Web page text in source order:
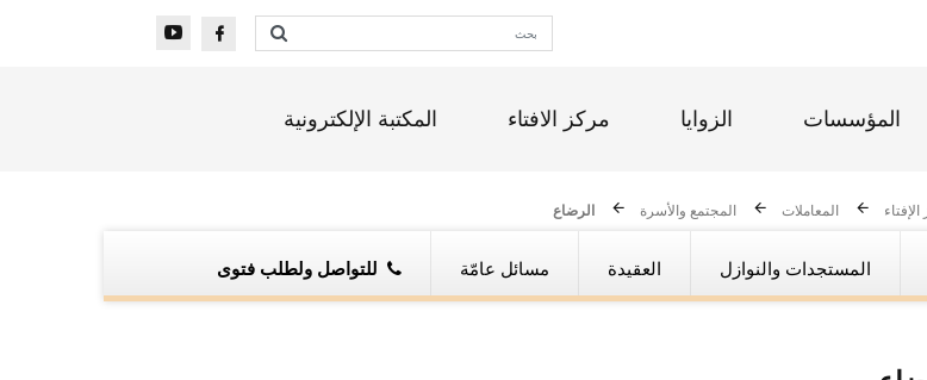
المؤسسات الزوايا مركز الافتاء المكتبة الإلكترونية
المعاملات المجتمع والأسرة الرضاع
المستجدات والنوازل العقيدة مسائل عامّة للتواصل ولطلب فتوى